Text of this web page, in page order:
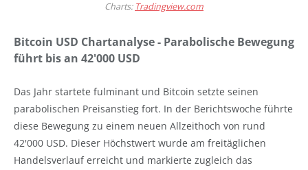
Charts: Tradingview.com
Bitcoin USD Chartanalyse - Parabolische Bewegung
führt bis an 42'000 USD
Das Jahr startete fulminant und Bitcoin setzte seinen
parabolischen Preisanstieg fort. In der Berichtswoche führte
diese Bewegung zu einem neuen Allzeithoch von rund
42'000 USD. Dieser Höchstwert wurde am freitäglichen
Handelsverlauf erreicht und markierte zugleich das